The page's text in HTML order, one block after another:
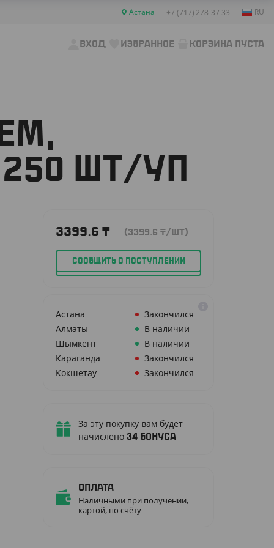
Астана +7 (717) 278-37-33 RU
ВХОД ИЗБРАННОЕ КОРЗИНА ПУСТА
ШТ/УП
3399.6 ₸ (3399.6 ₸/ШТ)
СООБЩИТЬ О ПОСТУПЛЕНИИ
Астана
Закончился
Алматы
В наличии
Шымкент
В наличии
Караганда
Закончился
Кокшетау
Закончился
За эту покупку вам будет
начислено 34 бонуса
Оплата
Наличными при получении,
картой, по счёту